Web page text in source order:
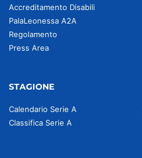
Accreditamento Disabili
PalaLeonessa A2A
Regolamento
Press Area
STAGIONE
Calendario Serie A
Classifica Serie A